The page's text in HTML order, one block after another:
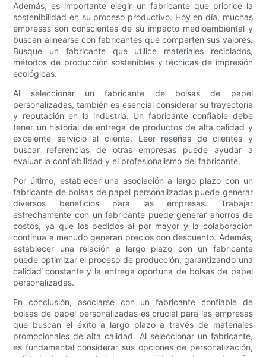
Además, es importante elegir un fabricante que priorice la
sostenibilidad en su proceso productivo. Hoy en día, muchas
empresas son conscientes de su impacto medioambiental y
buscan alinearse con fabricantes que comparten sus valores.
Busque un fabricante que utilice materiales reciclados,
métodos de producción sostenibles y técnicas de impresión
ecológicas.
Al seleccionar un fabricante de bolsas de papel
personalizadas, también es esencial considerar su trayectoria
y reputación en la industria. Un fabricante confiable debe
tener un historial de entrega de productos de alta calidad y
excelente servicio al cliente. Leer reseñas de clientes y
buscar referencias de otras empresas puede ayudar a
evaluar la confiabilidad y el profesionalismo del fabricante.
Por último, establecer una asociación a largo plazo con un
fabricante de bolsas de papel personalizadas puede generar
diversos beneficios para las empresas. Trabajar
estrechamente con un fabricante puede generar ahorros de
costos, ya que los pedidos al por mayor y la colaboración
continua a menudo generan precios con descuento. Además,
establecer una relación a largo plazo con un fabricante
puede optimizar el proceso de producción, garantizando una
calidad constante y la entrega oportuna de bolsas de papel
personalizadas.
En conclusión, asociarse con un fabricante confiable de
bolsas de papel personalizadas es crucial para las empresas
que buscan el éxito a largo plazo a través de materiales
promocionales de alta calidad. Al seleccionar un fabricante,
es fundamental considerar sus opciones de personalización,